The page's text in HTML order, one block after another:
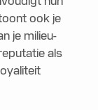
ook je
je milieu-
als